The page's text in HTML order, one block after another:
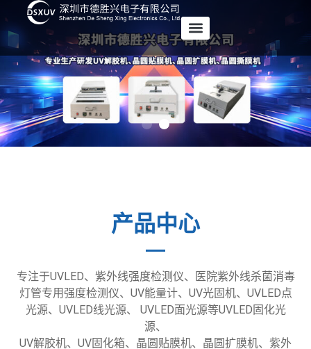
产品中心
专注于UVLED、紫外线强度检测仪、医院紫外线杀菌消毒
灯管专用强度检测仪、UV能量计、UV光固机、UVLED点
光源、UVLED线光源、 UVLED面光源等UVLED固化光
源、
UV解胶机、UV固化箱、晶圆贴膜机、晶圆扩膜机、紫外